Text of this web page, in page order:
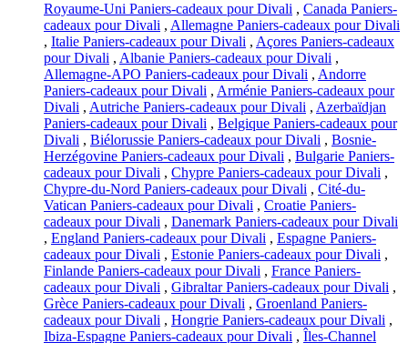
Royaume-Uni Paniers-cadeaux pour Divali , Canada Paniers-
cadeaux pour Divali , Allemagne Paniers-cadeaux pour Divali
, Italie Paniers-cadeaux pour Divali , Açores Paniers-cadeaux
pour Divali , Albanie Paniers-cadeaux pour Divali ,
Allemagne-APO Paniers-cadeaux pour Divali , Andorre
Paniers-cadeaux pour Divali , Arménie Paniers-cadeaux pour
Divali , Autriche Paniers-cadeaux pour Divali , Azerbaïdjan
Paniers-cadeaux pour Divali , Belgique Paniers-cadeaux pour
Divali , Biélorussie Paniers-cadeaux pour Divali , Bosnie-
Herzégovine Paniers-cadeaux pour Divali , Bulgarie Paniers-
cadeaux pour Divali , Chypre Paniers-cadeaux pour Divali ,
Chypre-du-Nord Paniers-cadeaux pour Divali , Cité-du-
Vatican Paniers-cadeaux pour Divali , Croatie Paniers-
cadeaux pour Divali , Danemark Paniers-cadeaux pour Divali
, England Paniers-cadeaux pour Divali , Espagne Paniers-
cadeaux pour Divali , Estonie Paniers-cadeaux pour Divali ,
Finlande Paniers-cadeaux pour Divali , France Paniers-
cadeaux pour Divali , Gibraltar Paniers-cadeaux pour Divali ,
Grèce Paniers-cadeaux pour Divali , Groenland Paniers-
cadeaux pour Divali , Hongrie Paniers-cadeaux pour Divali ,
Ibiza-Espagne Paniers-cadeaux pour Divali , Îles-Channel